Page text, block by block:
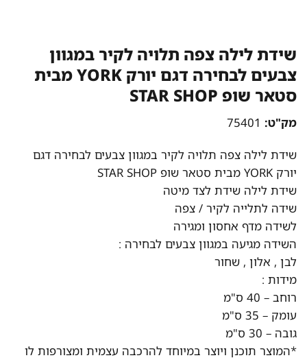
שידת לילה צפה תלויה לקיר במגוון
צבעים לבחירה דגם יורק YORK מבית
סטאר שופ STAR SHOP
מק"ט:75401
שידת לילה צפה תלויה לקיר במגוון צבעים לבחירה דגם
יורק YORK מבית סטאר שופ STAR SHOP
שידת לילה שידת לצד מיטה
שידה לתלייה לקיר / צפה
לשידה מדף אחסון ומגירה
השידה מגיעה במגוון צבעים לבחירה :
לבן , אלון , שחור
מידות :
רוחב – 40 ס"מ
עומק – 35 ס"מ
גובה – 30 ס"מ
*המוצר תוכנן ויוצר במיוחד להרכבה עצמית ומצורפות לו